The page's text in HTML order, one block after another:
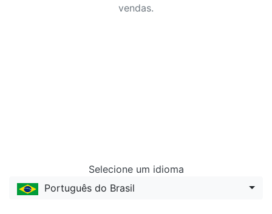
vendas.
Selecione um idioma
Português do Brasil